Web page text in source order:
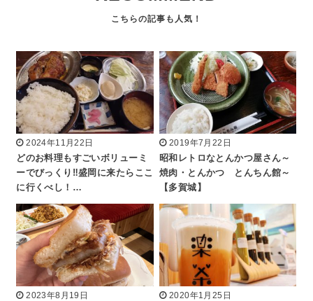
2024年11月22日
どのお料理もすごいボリューミ
ーでびっくり‼️盛岡に来たらここ
に行くべし！…
2019年7月22日
昭和レトロなとんかつ屋さん～
焼肉・とんかつ とんちん館～
【多賀城】
2023年8月19日
2020年1月25日